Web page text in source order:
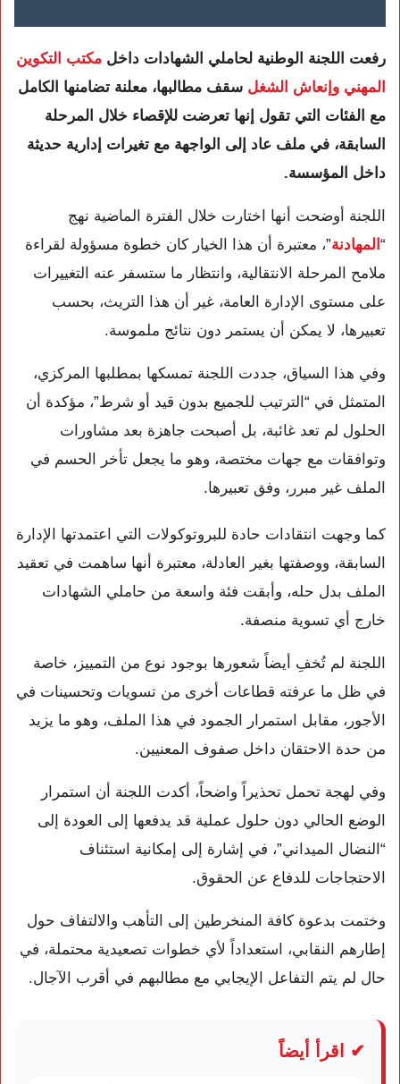
رفعت اللجنة الوطنية لحاملي الشهادات داخل مكتب التكوين
المهني وإنعاش الشغل سقف مطالبها، معلنة تضامنها الكامل
مع الفئات التي تقول إنها تعرضت للإقصاء خلال المرحلة
السابقة، في ملف عاد إلى الواجهة مع تغيرات إدارية حديثة
داخل المؤسسة.
اللجنة أوضحت أنها اختارت خلال الفترة الماضية نهج
“ المهادنة”، معتبرة أن هذا الخيار كان خطوة مسؤولة لقراءة
ملامح المرحلة الانتقالية، وانتظار ما ستسفر عنه التغييرات
على مستوى الإدارة العامة، غير أن هذا التريث، بحسب
تعبيرها، لا يمكن أن يستمر دون نتائج ملموسة.
وفي هذا السياق، جددت اللجنة تمسكها بمطلبها المركزي،
المتمثل في “الترتيب للجميع بدون قيد أو شرط”، مؤكدة أن
الحلول لم تعد غائبة، بل أصبحت جاهزة بعد مشاورات
وتوافقات مع جهات مختصة، وهو ما يجعل تأخر الحسم في
الملف غير مبرر، وفق تعبيرها.
كما وجهت انتقادات حادة للبروتوكولات التي اعتمدتها الإدارة
السابقة، ووصفتها بغير العادلة، معتبرة أنها ساهمت في تعقيد
الملف بدل حله، وأبقت فئة واسعة من حاملي الشهادات
خارج أي تسوية منصفة.
اللجنة لم تُخفِ أيضاً شعورها بوجود نوع من التمييز، خاصة
في ظل ما عرفته قطاعات أخرى من تسويات وتحسينات في
الأجور، مقابل استمرار الجمود في هذا الملف، وهو ما يزيد
من حدة الاحتقان داخل صفوف المعنيين.
وفي لهجة تحمل تحذيراً واضحاً، أكدت اللجنة أن استمرار
الوضع الحالي دون حلول عملية قد يدفعها إلى العودة إلى
“النضال الميداني”، في إشارة إلى إمكانية استئناف
الاحتجاجات للدفاع عن الحقوق.
وختمت بدعوة كافة المنخرطين إلى التأهب والالتفاف حول
إطارهم النقابي، استعداداً لأي خطوات تصعيدية محتملة، في
حال لم يتم التفاعل الإيجابي مع مطالبهم في أقرب الآجال.
✔ اقرأ أيضاً